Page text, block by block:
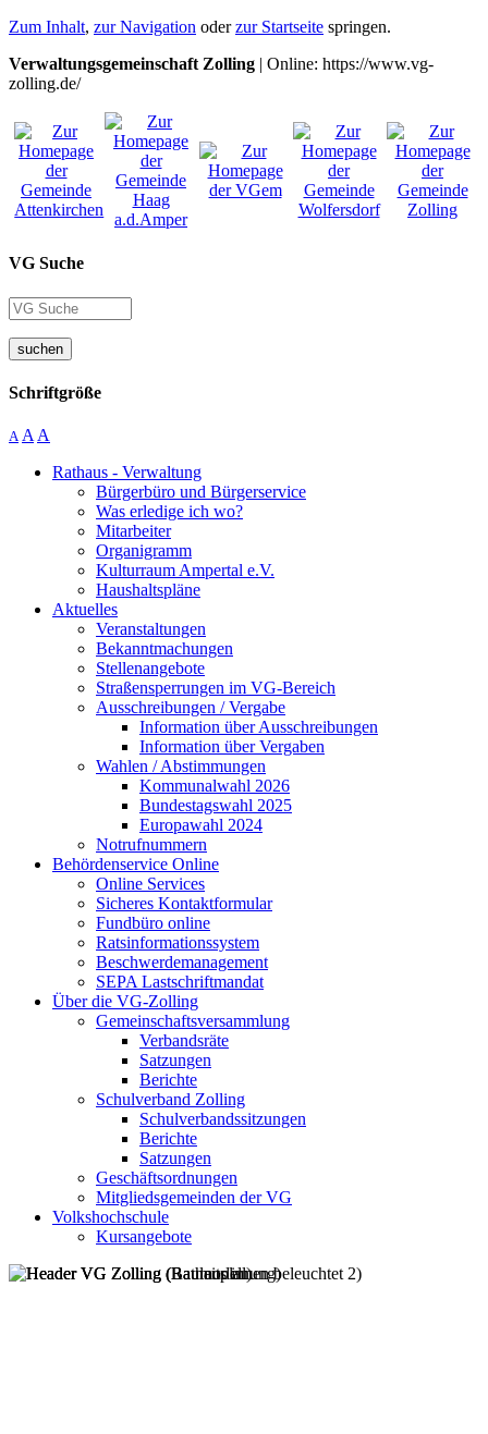
Zum Inhalt, zur Navigation oderzur Startseite springen.
Verwaltungsgemeinschaft Zolling | Online: https://www.vg-
zolling.de/
VG Suche
suchen
Schriftgröße
A A A
Rathaus - Verwaltung
Bürgerbüro und Bürgerservice
Was erledige ich wo?
Mitarbeiter
Organigramm
Kulturraum Ampertal e.V.
Haushaltspläne
Aktuelles
Veranstaltungen
Bekanntmachungen
Stellenangebote
Straßensperrungen im VG-Bereich
Ausschreibungen / Vergabe
Information über Ausschreibungen
Information über Vergaben
Wahlen / Abstimmungen
Kommunalwahl 2026
Bundestagswahl 2025
Europawahl 2024
Notrufnummern
Behördenservice Online
Online Services
Sicheres Kontaktformular
Fundbüro online
Ratsinformationssystem
Beschwerdemanagement
SEPA Lastschriftmandat
Über die VG-Zolling
Gemeinschaftsversammlung
Verbandsräte
Satzungen
Berichte
Schulverband Zolling
Schulverbandssitzungen
Berichte
Satzungen
Geschäftsordnungen
Mitgliedsgemeinden der VG
Volkshochschule
Kursangebote